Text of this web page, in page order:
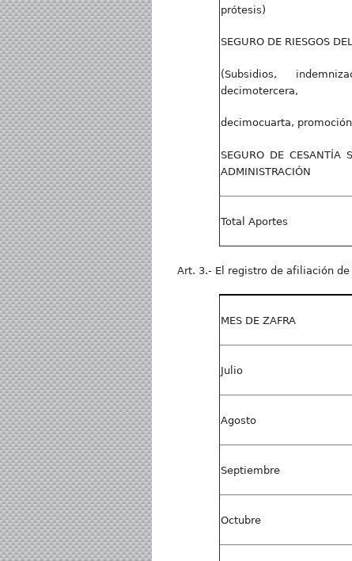
prótesis)
SEGURO DE RIESGOS
(Subsidios,
decimotercera,
decimocuarta,
SEGURO DE CESANTÍA
ADMINISTRACIÓN
Total Aportes
Art. 3.- El registro de afiliación
MES DE ZAFRA
Julio
Agosto
Septiembre
Octubre